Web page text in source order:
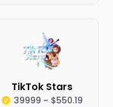
TikTok Stars
39999 ~ $550.19